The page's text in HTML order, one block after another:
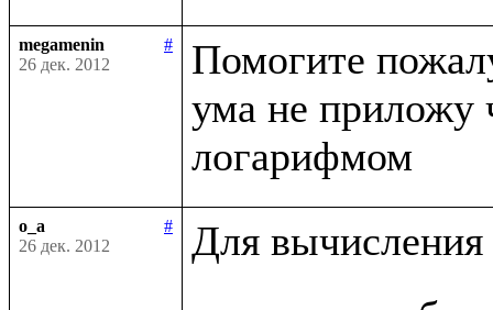
megamenin
#
26 дек. 2012
Помогите
ума не приложу
o_a
#
26 дек. 2012
Для